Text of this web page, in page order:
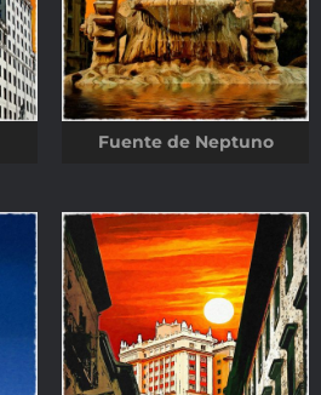
Fuente de Neptuno